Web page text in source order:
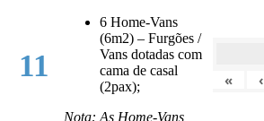
11
6 Home-Vans
(6m2) – Furgões /
Vans dotadas com
cama de casal
(2pax);
Nota: As Home-Vans
« ‹